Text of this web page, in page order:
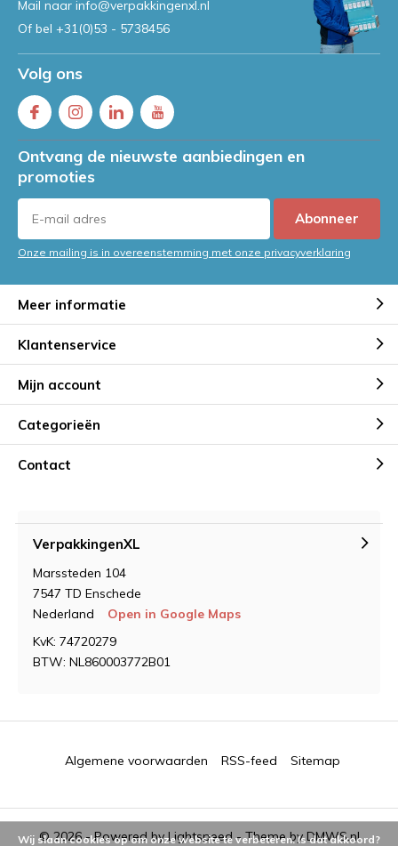
Mail naar info@verpakkingenxl.nl
Of bel +31(0)53 - 5738456
Volg ons
Ontvang de nieuwste aanbiedingen en
promoties
Abonneer
Onze mailing is in overeenstemming met onze privacyverklaring
Meer informatie
Klantenservice
Mijn account
Categorieën
Contact
VerpakkingenXL
Marssteden 104
7547 TD Enschede
Nederland
Open in Google Maps
KvK: 74720279
BTW: NL860003772B01
© 2026 - Powered byLightspeed- Theme byDMWS.nl
Algemene voorwaarden RSS-feed Sitemap
Wij slaan cookies op om onze website te verbeteren. Is dat akkoord?